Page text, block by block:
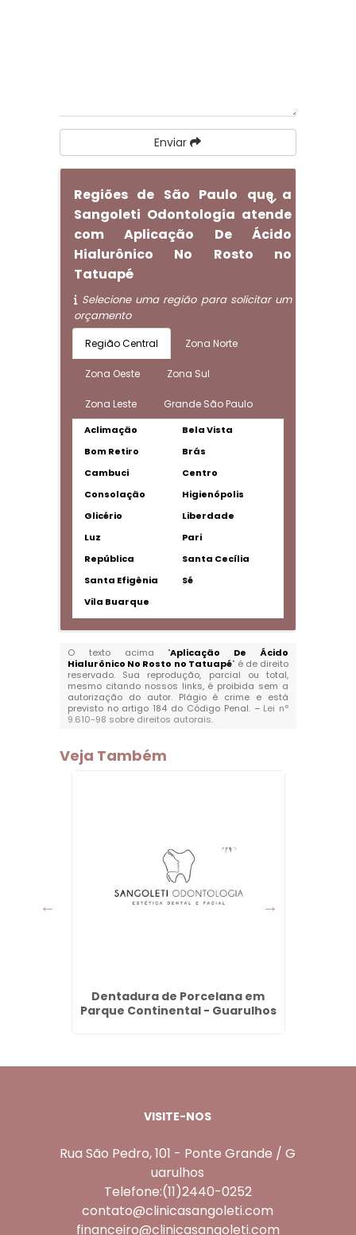
Enviar
Regiões de São Paulo que a
Sangoleti Odontologia atende
com Aplicação De Ácido
Hialurônico No Rosto no
Tatuapé
Selecione uma região para solicitar um
orçamento
Região Central Zona Norte
Zona Oeste Zona Sul
Zona Leste Grande São Paulo
Aclimação
Bela Vista
Bom Retiro
Brás
Cambuci
Centro
Consolação
Higienópolis
Glicério
Liberdade
Luz
Pari
República
Santa Cecília
Santa Efigênia
Sé
Vila Buarque
O texto acima "Aplicação De Ácido
Hialurônico No Rosto no Tatuapé" é de direito
reservado. Sua reprodução, parcial ou total,
mesmo citando nossos links, é proibida sem a
autorização do autor. Plágio é crime e está
previsto no artigo 184 do Código Penal. – Lei n°
9.610-98 sobre direitos autorais.
Veja Também
Dentadura de Porcelana em
Parque Continental - Guarulhos
VISITE-NOS
Rua São Pedro, 101 - Ponte Grande / G
uarulhos
Telefone:(11)2440-0252
contato@clinicasangoleti.com
financeiro@clinicasangoleti.com